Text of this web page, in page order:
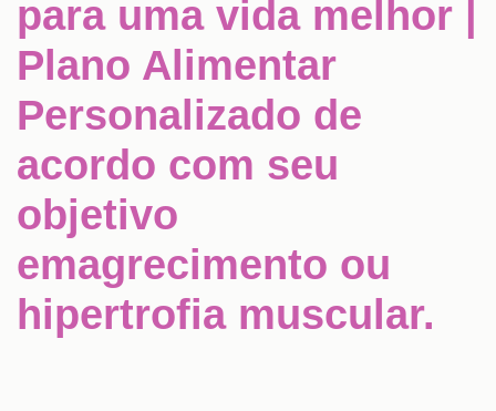
para uma vida melhor |
Plano Alimentar
Personalizado de
acordo com seu
objetivo
emagrecimento ou
hipertrofia muscular.